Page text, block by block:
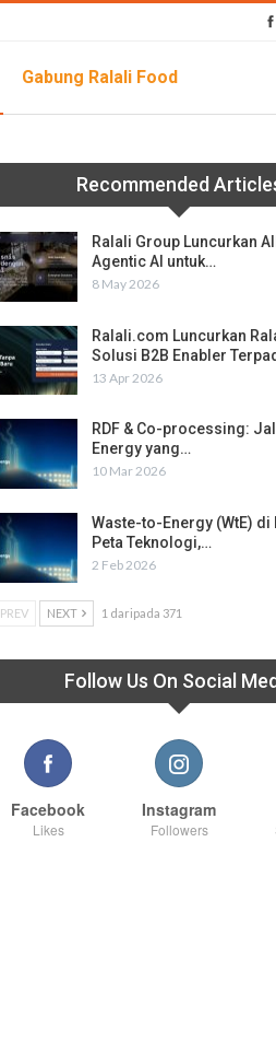
Gabung Ralali Food
Recommended
Ralali Group Luncurkan
Agentic AI untuk…
8 May 2026
Ralali.com Luncurkan
Solusi B2B Enabler
13 Apr 2026
RDF & Co-processing:
Energy yang…
10 Mar 2026
Waste-to-Energy (WtE)
Peta Teknologi,…
2 Feb 2026
PREV NEXT 1 daripada 371
Follow Us On Social
Facebook
Likes
Instagram
Followers